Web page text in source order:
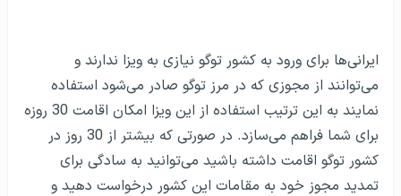
ایرانی‌ها برای ورود به کشور توگو نیازی به ویزا ندارند و
می‌توانند از مجوزی که در مرز توگو صادر می‌شود استفاده
نمایند به این ترتیب استفاده از این ویزا امکان اقامت 30 روزه
برای شما فراهم می‌سازد. در صورتی که بیشتر از 30 روز در
کشور توگو اقامت داشته باشید می‌توانید به سادگی برای
تمدید مجوز خود به مقامات این کشور درخواست دهید و